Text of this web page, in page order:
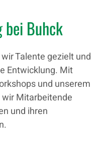
bei Buhck
Talente gezielt und
Entwicklung. Mit
und unserem
Mitarbeitende
und ihren